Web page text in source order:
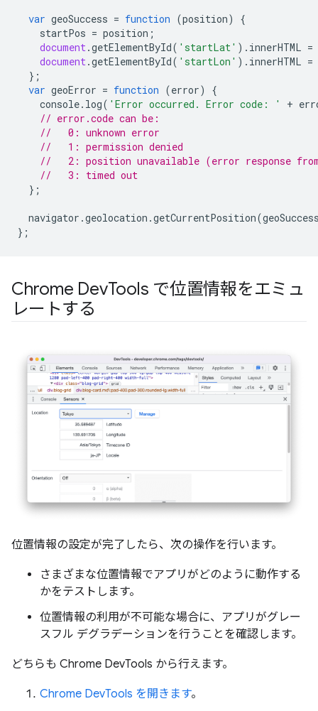
var geoSuccess = function (position)
{
startPos = position ;
document .getElementById( 'startLat' ). innerHTML =
document .getElementById( 'startLon' ). innerHTML =
};
var geoError = function (error)
{
console. log( 'Error occurred. Error code: ' +
// error.code can be:
//   0: unknown error
//   1: permission denied
//   2: position unavailable (error response
//   3: timed out
};
navigator .geolocation .getCurrentPosition(
};
Chrome DevTools で位置情報をエミュ
レートする
位置情報の設定が完了したら、次の操作を行います。
さまざまな位置情報でアプリがどのように動作する
かをテストします。
位置情報の利用が不可能な場合に、アプリがグレー
スフル デグラデーションを行うことを確認します。
どちらも Chrome DevTools から行えます。
Chrome DevTools を開きます。